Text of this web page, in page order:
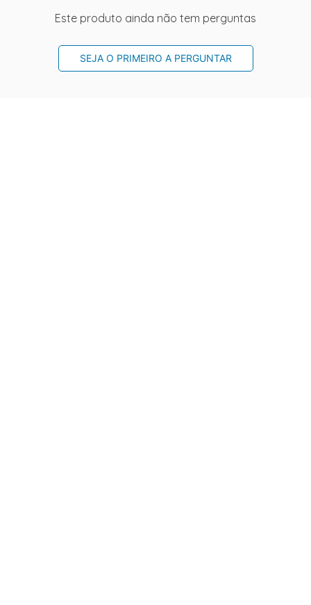
Este produto ainda não tem perguntas
SEJA O PRIMEIRO A PERGUNTAR